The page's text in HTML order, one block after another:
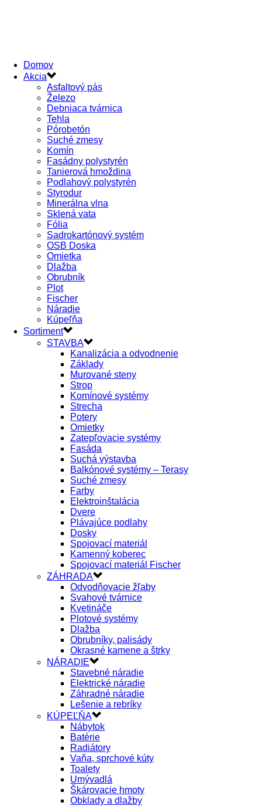
Domov
Akcia
Asfaltový pás
Železo
Debniaca tvárnica
Tehla
Pórobetón
Suché zmesy
Komín
Fasádny polystyrén
Tanierová hmoždina
Podlahový polystyrén
Styrodur
Minerálna vlna
Sklená vata
Fólia
Sadrokartónový systém
OSB Doska
Omietka
Dlažba
Obrubník
Plot
Fischer
Náradie
Kúpeľňa
Sortiment
STAVBA
Kanalizácia a odvodnenie
Základy
Murované steny
Strop
Komínové systémy
Strecha
Potery
Omietky
Zatepľovacie systémy
Fasáda
Suchá výstavba
Balkónové systémy – Terasy
Suché zmesy
Farby
Elektroinštalácia
Dvere
Plávajúce podlahy
Dosky
Spojovací materiál
Kamenný koberec
Spojovací materiál Fischer
ZÁHRADA
Odvodňovacie žľaby
Svahové tvárnice
Kvetináče
Plotové systémy
Dlažba
Obrubníky, palisády
Okrasné kamene a štrky
NÁRADIE
Stavebné náradie
Elektrické náradie
Záhradné náradie
Lešenie a rebríky
KÚPEĽŇA
Nábytok
Batérie
Radiátory
Vaňa, sprchové kúty
Toalety
Umývadlá
Škárovacie hmoty
Obklady a dlažby